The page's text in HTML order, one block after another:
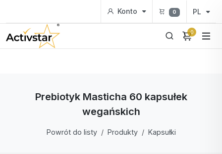
Konto 0 PL
0
Prebiotyk Masticha 60 kapsułek
wegańskich
Powrót do listy Produkty Kapsułki